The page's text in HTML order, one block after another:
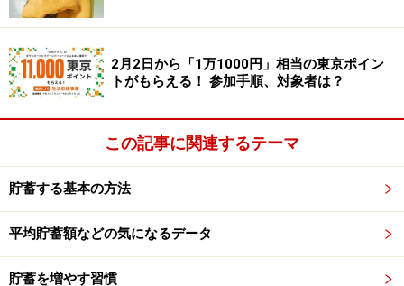
2月2日から「1万1000円」相当の東京ポイン
トがもらえる！ 参加手順、対象者は？
この記事に関連するテーマ
貯蓄する基本の方法
平均貯蓄額などの気になるデータ
貯蓄を増やす習慣